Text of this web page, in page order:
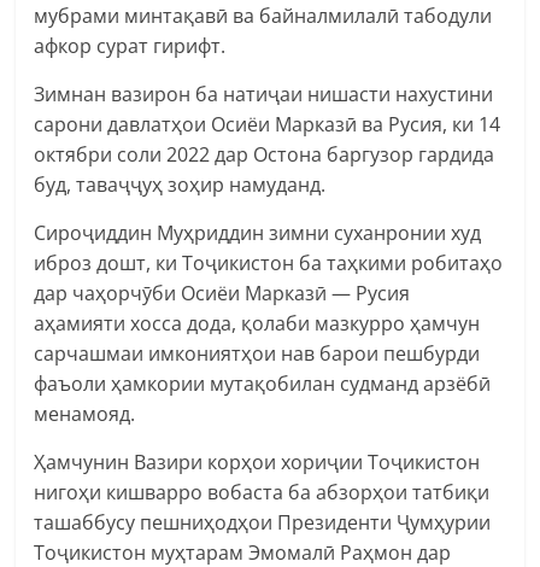
мубрами минтақавӣ ва байналмилалӣ табодули
афкор сурат гирифт.
Зимнан вазирон ба натиҷаи нишасти нахустини
сарони давлатҳои Осиёи Марказӣ ва Русия, ки 14
октябри соли 2022 дар Остона баргузор гардида
буд, таваҷҷуҳ зоҳир намуданд.
Сироҷиддин Муҳриддин зимни суханронии худ
иброз дошт, ки Тоҷикистон ба таҳкими робитаҳо
дар чаҳорчӯби Осиёи Марказӣ — Русия
аҳамияти хосса дода, қолаби мазкурро ҳамчун
сарчашмаи имкониятҳои нав барои пешбурди
фаъоли ҳамкории мутақобилан судманд арзёбӣ
менамояд.
Ҳамчунин Вазири корҳои хориҷии Тоҷикистон
нигоҳи кишварро вобаста ба абзорҳои татбиқи
ташаббусу пешниҳодҳои Президенти Ҷумҳурии
Тоҷикистон муҳтарам Эмомалӣ Раҳмон дар